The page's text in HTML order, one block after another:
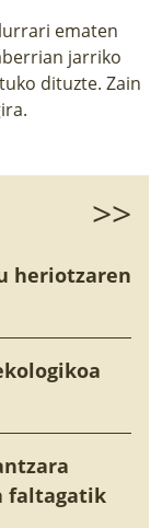
ematen
jarriko
dituzte. Zain
>>
heriotzaren
faltagatik